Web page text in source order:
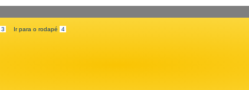
3 Ir para o rodapé 4